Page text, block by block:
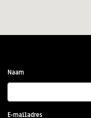
Naam
E-mailadres